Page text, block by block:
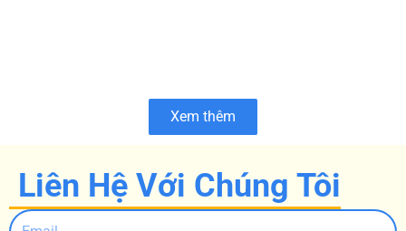
Xem thêm
Liên Hệ Với Chúng Tôi